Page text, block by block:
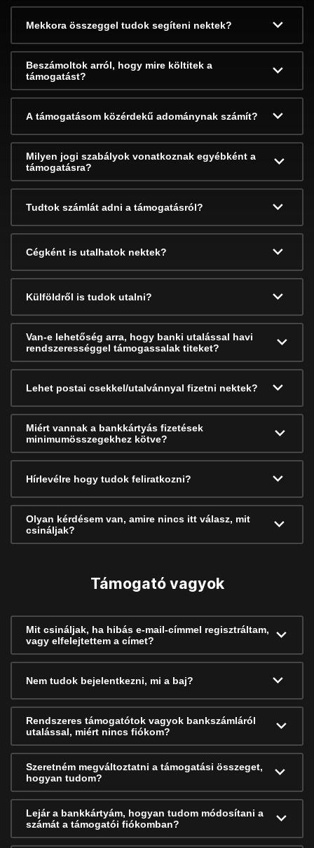
Mekkora összeggel tudok segíteni nektek?
Beszámoltok arról, hogy mire költitek a
támogatást?
A támogatásom közérdekű adománynak számít?
Milyen jogi szabályok vonatkoznak egyébként a
támogatásra?
Tudtok számlát adni a támogatásról?
Cégként is utalhatok nektek?
Külföldről is tudok utalni?
Van-e lehetőség arra, hogy banki utalással havi
rendszerességgel támogassalak titeket?
Lehet postai csekkel/utalvánnyal fizetni nektek?
Miért vannak a bankkártyás fizetések
minimumösszegekhez kötve?
Hírlevélre hogy tudok feliratkozni?
Olyan kérdésem van, amire nincs itt válasz, mit
csináljak?
Támogató vagyok
Mit csináljak, ha hibás e-mail-címmel regisztráltam,
vagy elfelejtettem a címet?
Nem tudok bejelentkezni, mi a baj?
Rendszeres támogatótok vagyok bankszámláról
utalással, miért nincs fiókom?
Szeretném megváltoztatni a támogatási összeget,
hogyan tudom?
Lejár a bankkártyám, hogyan tudom módosítani a
számát a támogatói fiókomban?